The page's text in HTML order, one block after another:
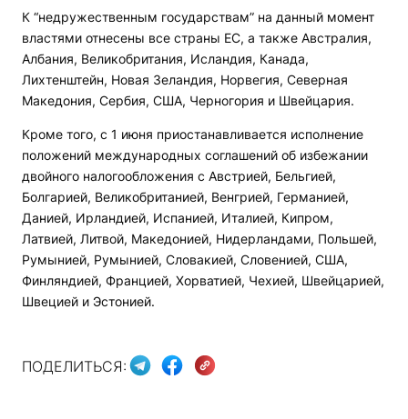
К “недружественным государствам” на данный момент
властями отнесены все страны ЕС, а также Австралия,
Албания, Великобритания, Исландия, Канада,
Лихтенштейн, Новая Зеландия, Норвегия, Северная
Македония, Сербия, США, Черногория и Швейцария.
Кроме того, с 1 июня приостанавливается исполнение
положений международных соглашений об избежании
двойного налогообложения с Австрией, Бельгией,
Болгарией, Великобританией, Венгрией, Германией,
Данией, Ирландией, Испанией, Италией, Кипром,
Латвией, Литвой, Македонией, Нидерландами, Польшей,
Румынией, Румынией, Словакией, Словенией, США,
Финляндией, Францией, Хорватией, Чехией, Швейцарией,
Швецией и Эстонией.
ПОДЕЛИТЬСЯ: